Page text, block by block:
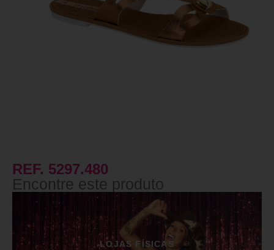
REF. 5297.480
Encontre este produto
LOJAS FÍSICAS